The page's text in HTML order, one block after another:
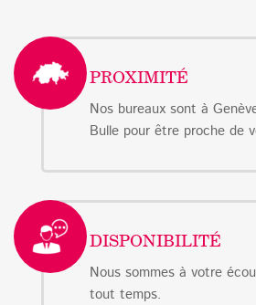
PROXIMITÉ
Nos bureaux sont à
Bulle pour être proche de
DISPONIBILITÉ
Nous sommes à votre
tout temps.